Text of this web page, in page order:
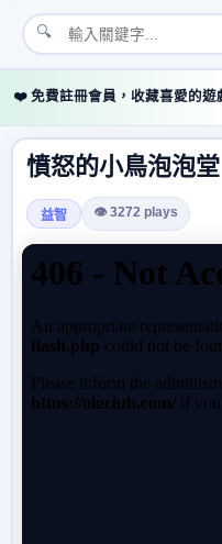
🔍
❤️ 免費註冊會員，收藏喜愛的遊
憤怒的小鳥泡泡堂
益智 👁 3272 plays